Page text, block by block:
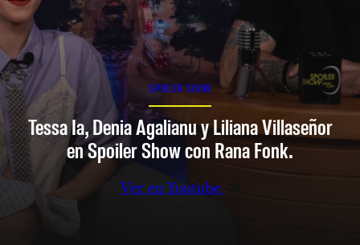
SPOILER SHOW
Tessa Ia, Denia Agalianu y Liliana Villaseñor
en Spoiler Show con Rana Fonk.
Ver en Youtube